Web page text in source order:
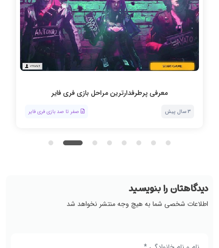
معرفی پرطرفدارترین مراحل بازی فری فایر
3 سال پیش صفر تا صد بازی فری فایر
دیدگاهتان را بنویسید
اطلاعات شخصی شما به هیچ وجه منتشر نخواهد شد